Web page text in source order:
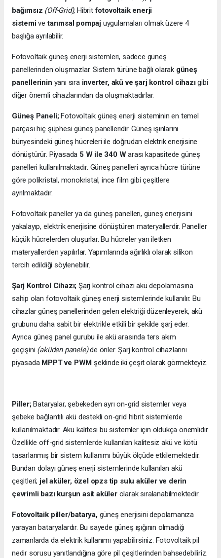
bağımsız (Off-Grid), Hibritfotovoltaik enerji
sistemivetarımsal pompaj uygulamaları olmak üzere 4
başlığa ayrılabilir.
Fotovoltaik güneş enerji sistemleri, sadece güneş
panellerinden oluşmazlar. Sistem türüne bağlı olarak güneş
panellerinin yanı sıra inverter, akü ve şarj kontrol cihazıgibi
diğer önemli cihazlarından da oluşmaktadırlar.
Güneş Paneli;Fotovoltaik güneş enerji sisteminin en temel
parçası hiç şüphesi güneş panelleridir. Güneş ışınlarını
bünyesindeki güneş hücreleri ile doğrudan elektrik enerjisine
dönüştürür. Piyasada 5 W ile 340 Warası kapasitede güneş
panelleri kullanılmaktadır. Güneş panelleri ayrıca hücre türüne
göre polikristal, monokristal, ince film gibi çeşitlere
ayrılmaktadır.
Fotovoltaik paneller ya da güneş panelleri, güneş enerjisini
yakalayıp, elektrik enerjisine dönüştüren materyallerdir. Paneller
küçük hücrelerden oluşurlar. Bu hücreler yarı iletken
materyallerden yapılırlar. Yapımlarında ağırlıklı olarak silikon
tercih edildiği söylenebilir.
Şarj Kontrol Cihazı; Şarj kontrol cihazı akü depolamasına
sahip olan fotovoltaik güneş enerji sistemlerinde kullanılır. Bu
cihazlar güneş panellerinden gelen elektriği düzenleyerek, akü
grubunu daha sabit bir elektrikle etkili bir şekilde şarj eder.
Ayrıca güneş panel gurubu ile akü arasında ters akım
geçişini (aküden panele)de önler. Şarj kontrol cihazlarını
piyasada MPPT ve PWM şeklinde iki çeşit olarak görmekteyiz.
Piller;Bataryalar, şebekeden ayrı on-grid sistemler veya
şebeke bağlantılı akü destekli on-grid hibrit sistemlerde
kullanılmaktadır. Akü kalitesi bu sistemler için oldukça önemlidir.
Özellikle off-grid sistemlerde kullanılan kalitesiz akü ve kötü
tasarlanmış bir sistem kullanımı büyük ölçüde etkilemektedir.
Bundan dolayı güneş enerji sistemlerinde kullanılan akü
çeşitleri; jel aküler, özel opzs tip sulu aküler ve derin
çevrimli bazı kurşun asit akülerolarak sıralanabilmektedir.
Fotovoltaik piller/batarya,güneş enerjisini depolamanıza
yarayan bataryalardır. Bu sayede güneş ışığının olmadığı
zamanlarda da elektrik kullanımı yapabilirsiniz. Fotovoltaik pil
nedir sorusu yanıtlandığına göre pil çeşitlerinden bahsedebiliriz.